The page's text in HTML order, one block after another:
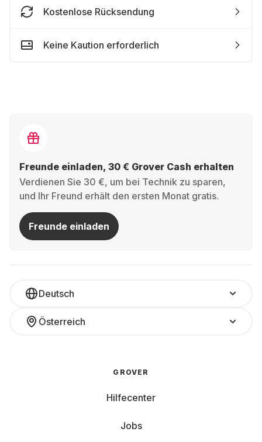
Kostenlose Rücksendung
Keine Kaution erforderlich
Freunde einladen, 30 € Grover Cash erhalten
Verdienen Sie 30 €, um bei Technik zu sparen,
und Ihr Freund erhält den ersten Monat gratis.
Freunde einladen
Deutsch
Österreich
GROVER
Hilfecenter
Jobs